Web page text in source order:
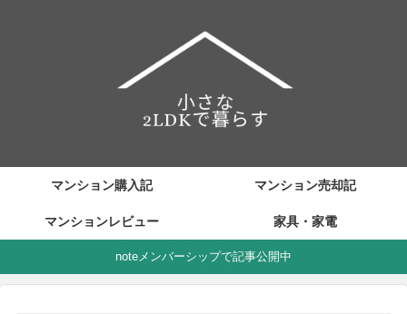
マンション購入記 マンション売却記
マンションレビュー 家具・家電
noteメンバーシップで記事公開中